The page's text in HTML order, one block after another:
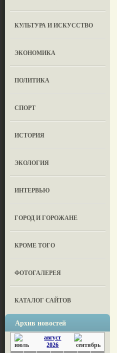
КУЛЬТУРА И ИСКУССТВО
ЭКОНОМИКА
ПОЛИТИКА
СПОРТ
ИСТОРИЯ
ЭКОЛОГИЯ
ИНТЕРВЬЮ
ГОРОД И ГОРОЖАНЕ
КРОМЕ ТОГО
ФОТОГАЛЕРЕЯ
КАТАЛОГ САЙТОВ
Архив новостей
август
2026